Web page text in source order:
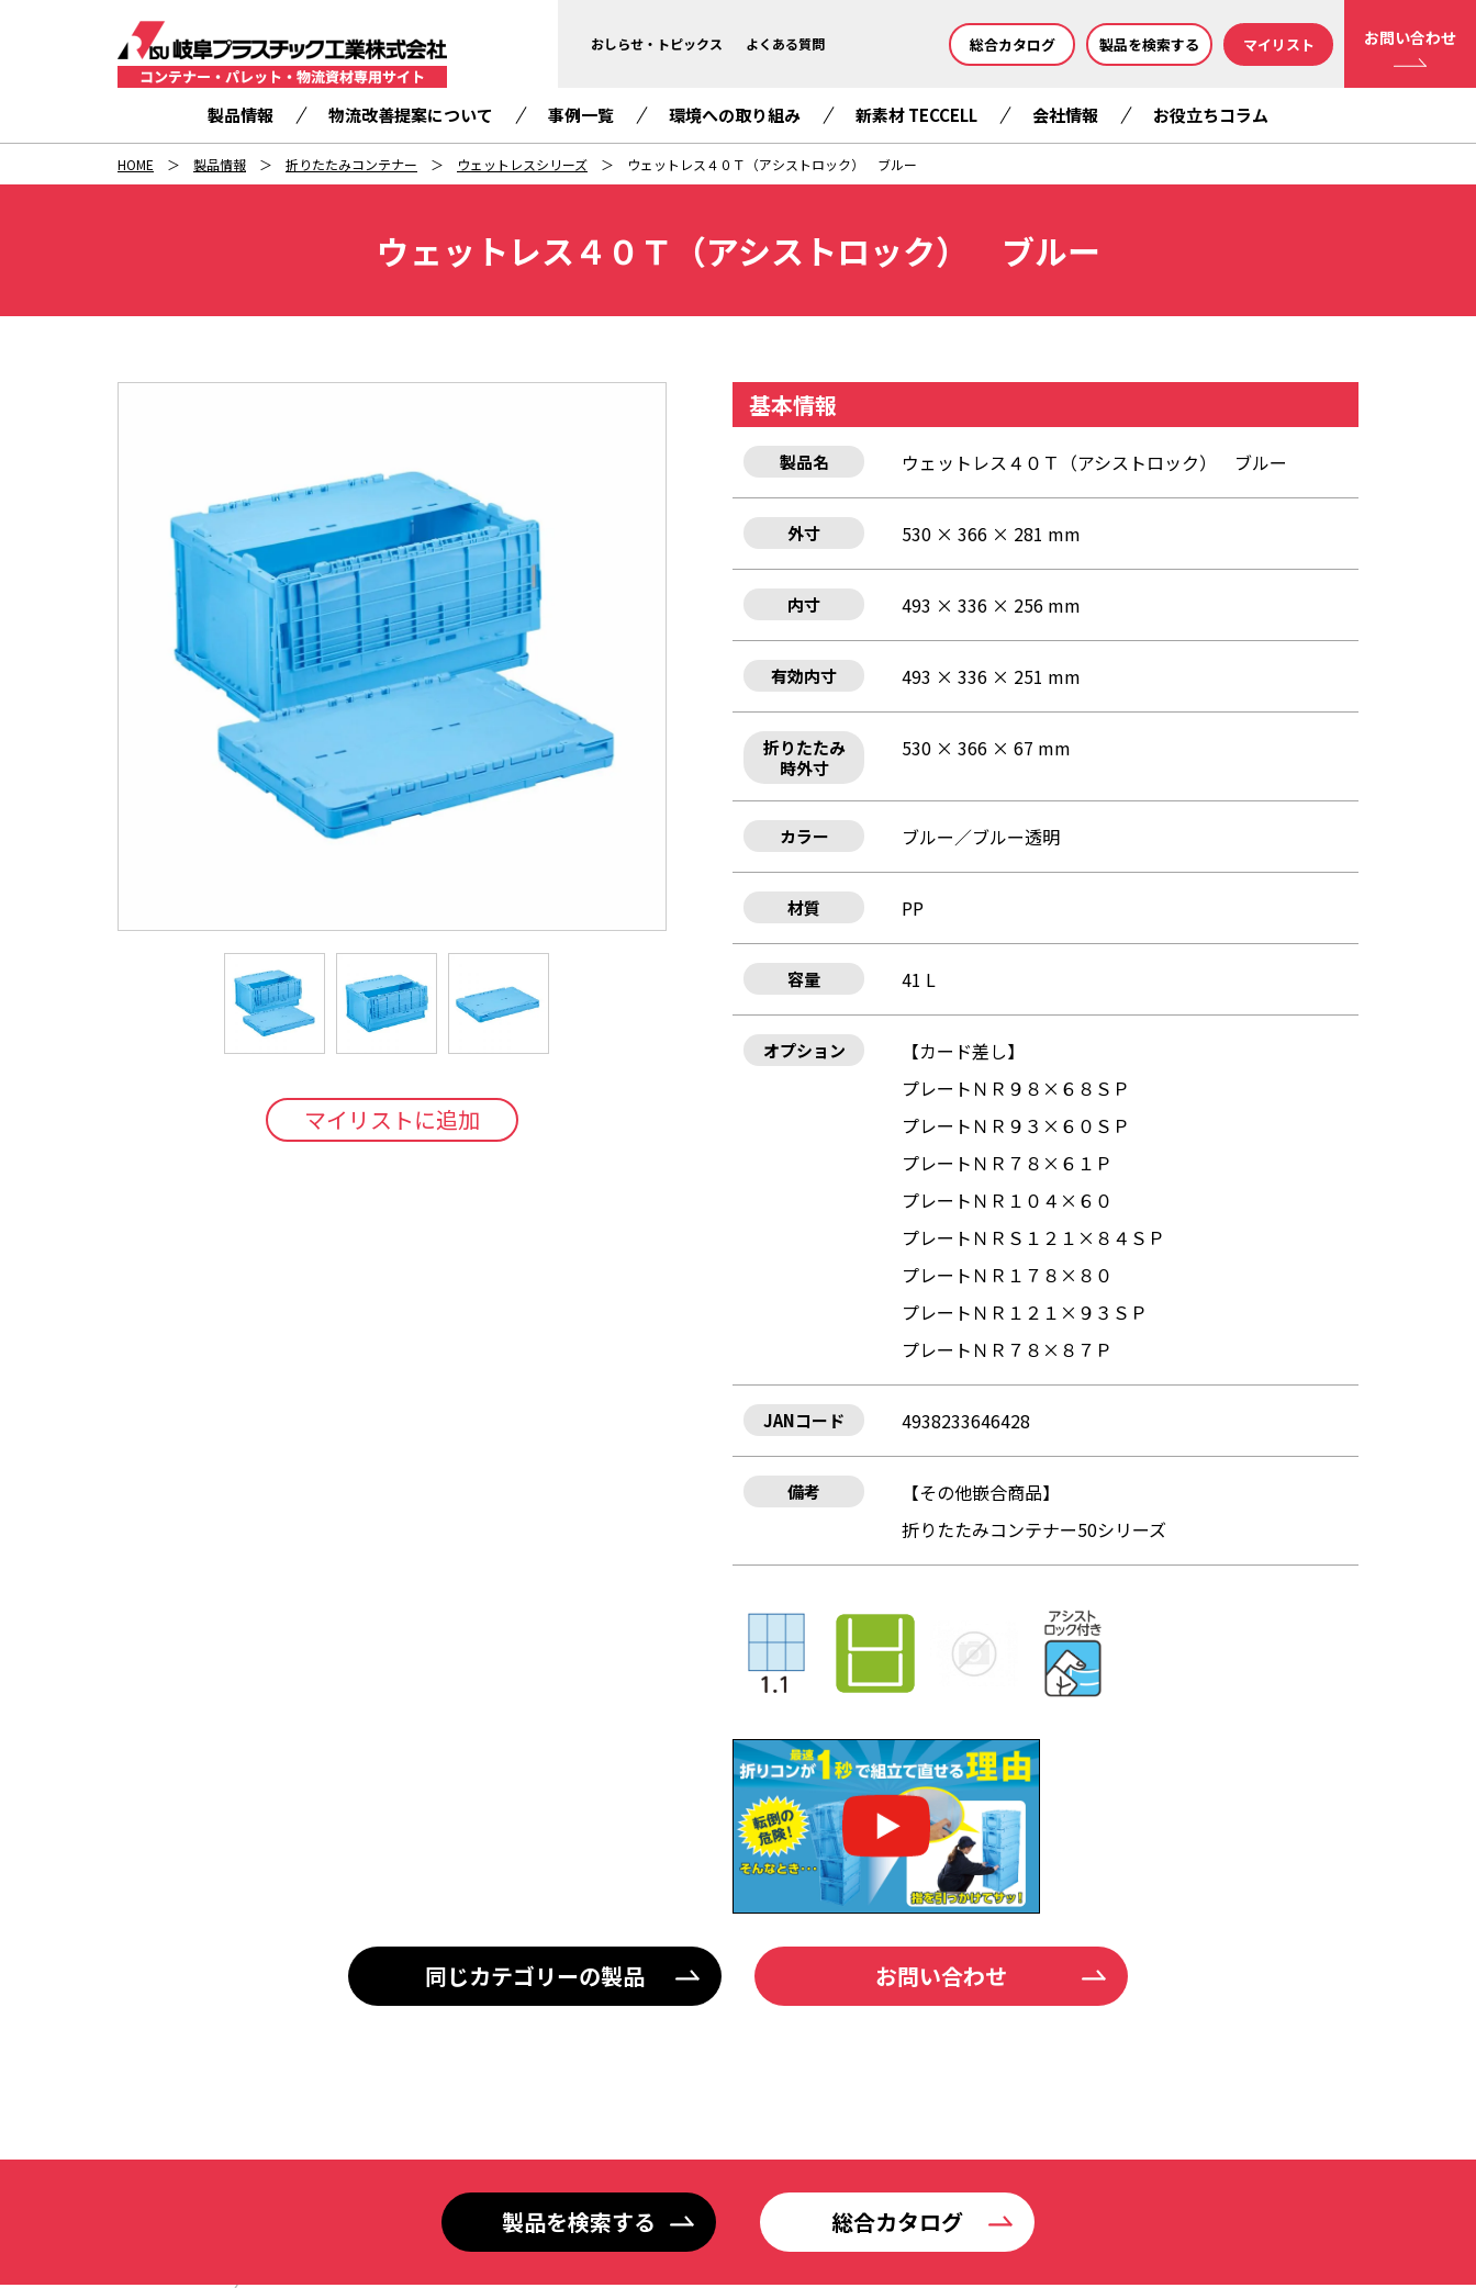
おしらせ・トピックス よくある質問 総合カタログ 製品を検索する マイリスト お問い合わせ
製品情報 物流改善提案について 事例一覧 環境への取り組み 新素材 TECCELL 会社情報 お役立ちコラム
HOME 製品情報 折りたたみコンテナー ウェットレスシリーズ ウェットレス４０Ｔ（アシストロック） ブルー
ウェットレス４０Ｔ（アシストロック） ブルー
マイリストに追加
基本情報
製品名 ウェットレス４０Ｔ（アシストロック） ブルー
外寸 530 × 366 × 281 mm
内寸 493 × 336 × 256 mm
有効内寸 493 × 336 × 251 mm
折りたたみ
時外寸
530 × 366 × 67 mm
カラー ブルー／ブルー透明
材質 PP
容量 41 L
オプション
【カード差し】
プレートＮＲ９８×６８ＳＰ
プレートＮＲ９３×６０ＳＰ
プレートＮＲ７８×６１Ｐ
プレートＮＲ１０４×６０
プレートＮＲＳ１２１×８４ＳＰ
プレートＮＲ１７８×８０
プレートＮＲ１２１×９３ＳＰ
プレートＮＲ７８×８７Ｐ
JANコード 4938233646428
備考
【その他嵌合商品】
折りたたみコンテナー50シリーズ
同じカテゴリーの製品 お問い合わせ
製品を検索する 総合カタログ